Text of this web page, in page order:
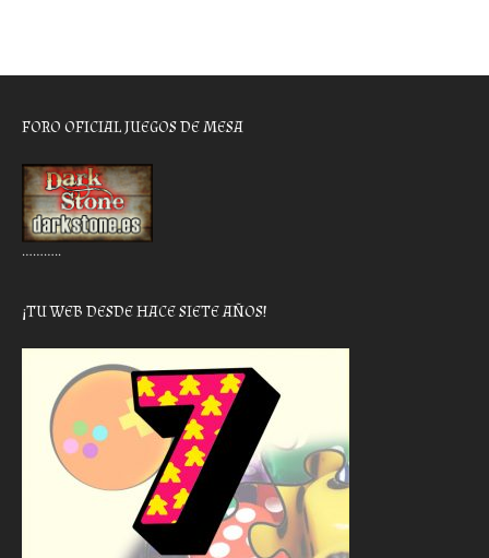
FORO OFICIAL JUEGOS DE MESA
………..
¡TU WEB DESDE HACE SIETE AÑOS!